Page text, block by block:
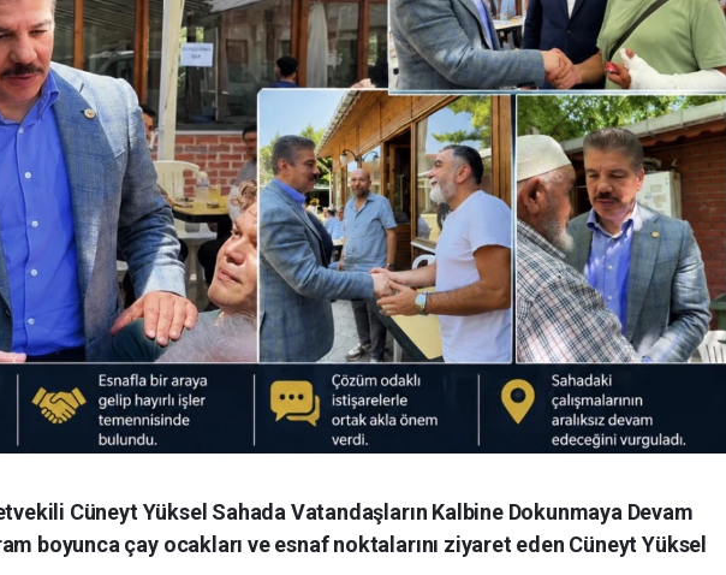
Cüneyt Yüksel Sahada Vatandaşların Kalbine Dokunmaya Devam
boyunca çay ocakları ve esnaf noktalarını ziyaret eden Cüneyt Yüksel